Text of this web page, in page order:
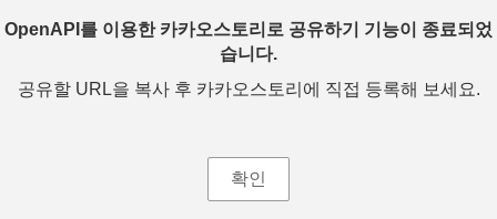
OpenAPI를 이용한 카카오스토리로 공유하기 기능이 종료되었
습니다.
공유할 URL을 복사 후 카카오스토리에 직접 등록해 보세요.
확인